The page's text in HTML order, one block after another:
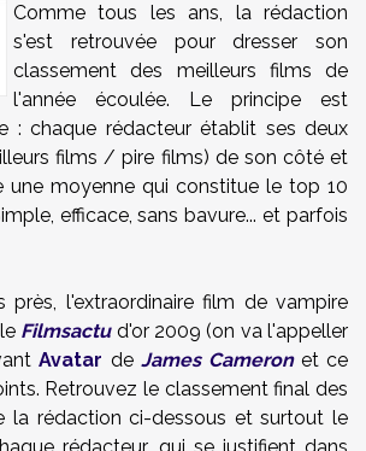
Comme tous les ans, la rédaction
s'est retrouvée pour dresser son
classement des meilleurs films de
l'année écoulée. Le principe est
: chaque rédacteur établit ses deux
films / pire films) de son côté et
une moyenne qui constitue le top 10
efficace, sans bavure... et parfois
près, l'extraordinaire film de vampire
Filmsactud'or 2009 (on va l'appeller
Avatar de James Cameronet ce
Retrouvez le classement final des
la rédaction ci-dessous et surtout le